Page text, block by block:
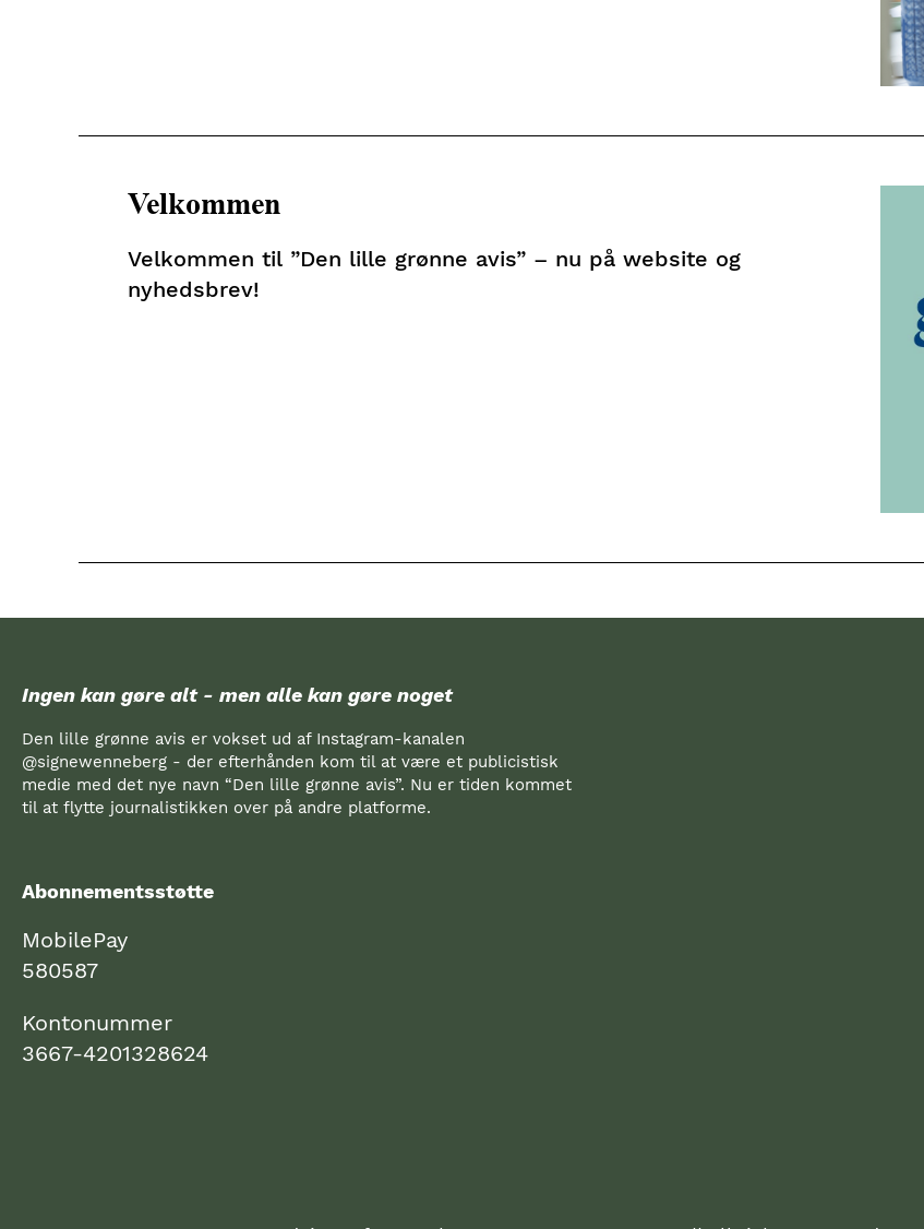
Velkommen
Velkommen til ”Den lille grønne avis” – nu på website og
nyhedsbrev!
Ingen kan gøre alt - men alle kan gøre noget
Den lille grønne avis er vokset ud af Instagram-kanalen
@signewenneberg - der efterhånden kom til at være et publicistisk
medie med det nye navn “Den lille grønne avis”. Nu er tiden kommet
til at flytte journalistikken over på andre platforme.
Abonnementsstøtte
MobilePay
580587
Kontonummer
3667-4201328624